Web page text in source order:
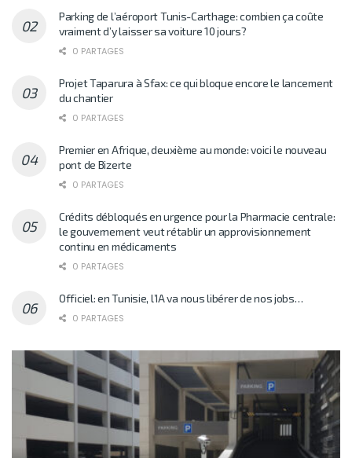
Parking de l’aéroport Tunis-Carthage: combien ça coûte
vraiment d’y laisser sa voiture 10 jours?
0 PARTAGES
Projet Taparura à Sfax: ce qui bloque encore le lancement
du chantier
0 PARTAGES
Premier en Afrique, deuxième au monde: voici le nouveau
pont de Bizerte
0 PARTAGES
Crédits débloqués en urgence pour la Pharmacie centrale:
le gouvernement veut rétablir un approvisionnement
continu en médicaments
0 PARTAGES
Officiel: en Tunisie, l’IA va nous libérer de nos jobs…
0 PARTAGES